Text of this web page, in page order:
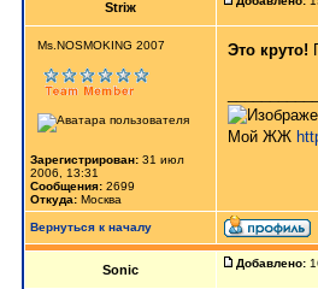
Striж
Ms.NOSMOKING 2007
Зарегистрирован: 31 июл
2006, 13:31
Сообщения: 2699
Откуда: Москва
Это круто!
Мой ЖЖ
Вернуться к началу
Sonic Добавлено: